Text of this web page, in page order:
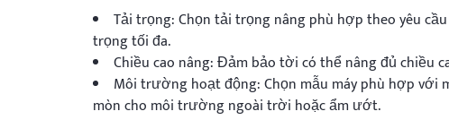
Tải trọng: Chọn tải trọng nâng phù hợp theo yêu
trọng tối đa.
Chiều cao nâng: Đảm bảo tời có thể nâng đủ chiều
Môi trường hoạt động: Chọn mẫu máy phù hợp
mòn cho môi trường ngoài trời hoặc ẩm ướt.